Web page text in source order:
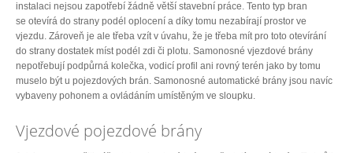
instalaci nejsou zapotřebí žádně větší stavební práce. Tento typ bran
se otevírá do strany podél oplocení a díky tomu nezabírají prostor ve
vjezdu. Zároveň je ale třeba vzít v úvahu, že je třeba mít pro toto otevírání
do strany dostatek míst podél zdi či plotu. Samonosné vjezdové brány
nepotřebují podpůrná kolečka, vodicí profil ani rovný terén jako by tomu
muselo být u pojezdových brán. Samonosné automatické brány jsou navíc
vybaveny pohonem a ovládáním umístěným ve sloupku.
Vjezdové pojezdové brány